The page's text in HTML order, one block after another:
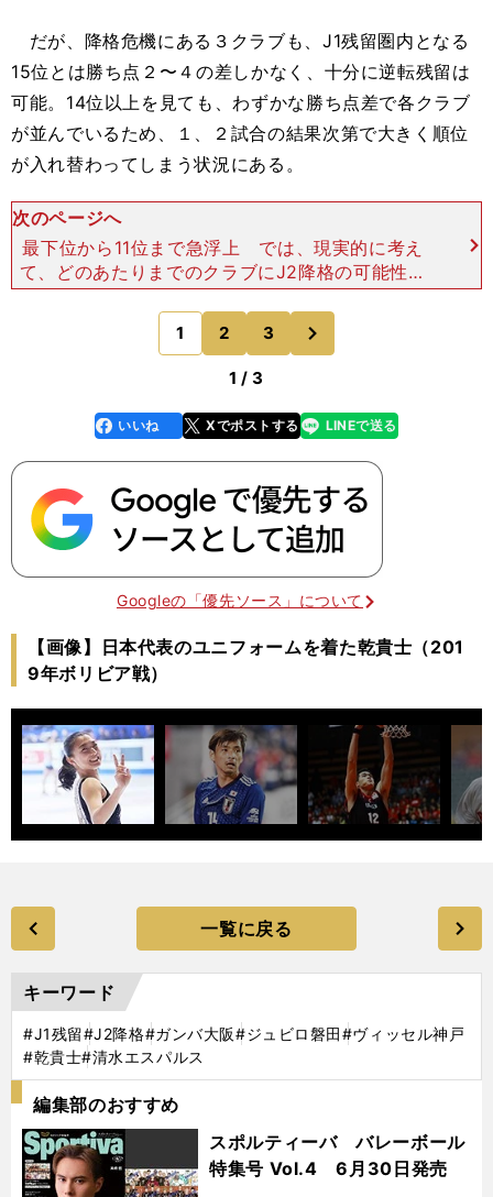
だが、降格危機にある３クラブも、J1残留圏内となる
15位とは勝ち点２〜４の差しかなく、十分に逆転残留は
可能。14位以上を見ても、わずかな勝ち点差で各クラブ
が並んでいるため、１、２試合の結果次第で大きく順位
が入れ替わってしまう状況にある。
次のページへ
最下位から11位まで急浮上 では、現実的に考え
て、どのあたりまでのクラブにJ2降格の可能性が
あるのだろうか。 それを予想するうえでは、残り
試合数が目安になる。 すなわち、「残り試合数＝
逆転可能な
1 2 3
1 / 3
faceboo
k
いいね Xでポストする
line LINEで送る
Googleの「優先ソース」について
【画像】日本代表のユニフォームを着た乾貴士（201
9年ボリビア戦）
一覧に戻る
キーワード
#J1残留#J2降格#ガンバ大阪#ジュビロ磐田#ヴィッセル神戸
#乾貴士#清水エスパルス
編集部のおすすめ
スポルティーバ バレーボール
特集号 Vol.4 6月30日発売